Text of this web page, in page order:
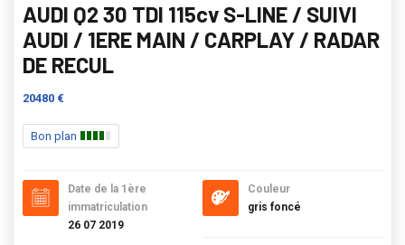
AUDI Q2 30 TDI 115cv S-LINE / SUIVI
AUDI / 1ERE MAIN / CARPLAY / RADAR
DE RECUL
20480 €
Bon plan
Date de la 1ère
immatriculation
26 07 2019
Couleur
gris foncé